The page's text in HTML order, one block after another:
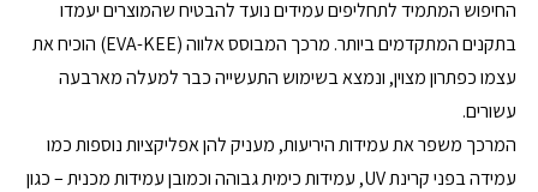
החיפוש המתמיד לתחליפים עמידים נועד להבטיח שהמוצרים יעמדו
בתקנים המתקדמים ביותר. מרכך המבוסס אלווה (EVA-KEE) הוכיח את
עצמו כפתרון מצוין, ונמצא בשימוש התעשייה כבר למעלה מארבעה
עשורים.
המרכך משפר את עמידות היריעות, מעניק להן אפליקציות נוספות כמו
עמידה בפני קרינת UV, עמידות כימית גבוהה וכמובן עמידות מכנית – כגון